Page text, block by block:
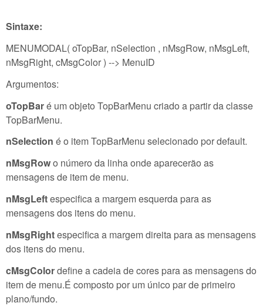
Sintaxe:
MENUMODAL( oTopBar, nSelection , nMsgRow, nMsgLeft,
nMsgRight, cMsgColor ) --> MenuID
Argumentos:
oTopBaré um objeto TopBarMenu criado a partir da classe
TopBarMenu.
nSelection é o item TopBarMenu selecionado por default.
nMsgRowo número da linha onde aparecerão as
mensagens de item de menu.
nMsgLeftespecifica a margem esquerda para as
mensagens dos itens do menu.
nMsgRightespecifica a margem direita para as mensagens
dos itens do menu.
cMsgColordefine a cadeia de cores para as mensagens do
item de menu.É composto por um único par de primeiro
plano/fundo.